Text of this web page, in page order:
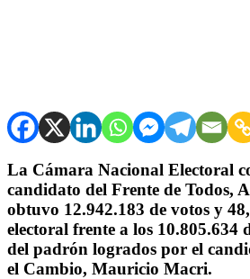
La Cámara Nacional Electoral
candidato del Frente de Todos,
obtuvo 12.942.183 de votos y
electoral frente a los 10.805.634
del padrón logrados por el
el Cambio, Mauricio Macri.